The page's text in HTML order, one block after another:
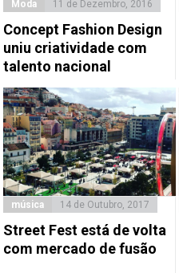
Moda 11 de Dezembro, 2016
Concept Fashion Design
uniu criatividade com
talento nacional
música 14 de Outubro, 2017
Street Fest está de volta
com mercado de fusão